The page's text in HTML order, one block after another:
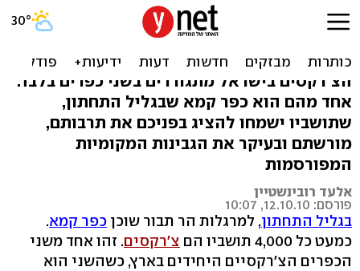
כפר קמא: מעשה בקווקזי,
צ'רקסי ומוסלמי
הצ'רקסים בישראל מתגוררים בשני כפרים בלבד.
אחד מהם הוא כפר קמא שבגליל התחתון,
שתושביו ישמחו להציג בפניכם את תרבותם,
מורשתם ובעיקר את הגבינות המקומיות
המפורסמות
אלעד רובינשטיין
פורסם: 12.10.10, 10:07
בגליל התחתון, למרגלות הר תבור שוכן כפר קמא.
כמעט כל 4,000 תושביו הם
צ'רקסים. זהו אחד משני
הכפרים הצ'רקסיים היחידים בארץ, כשהשני הוא